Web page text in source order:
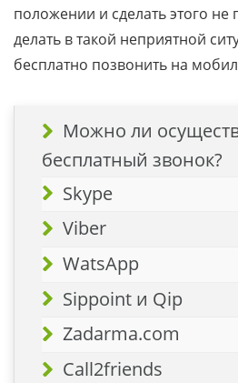
положении и сделать этого не
делать в такой неприятной
бесплатно позвонить на
Можно ли
бесплатный звонок?
Skype
Viber
WatsApp
Sippoint и Qip
Zadarma.com
Call2friends